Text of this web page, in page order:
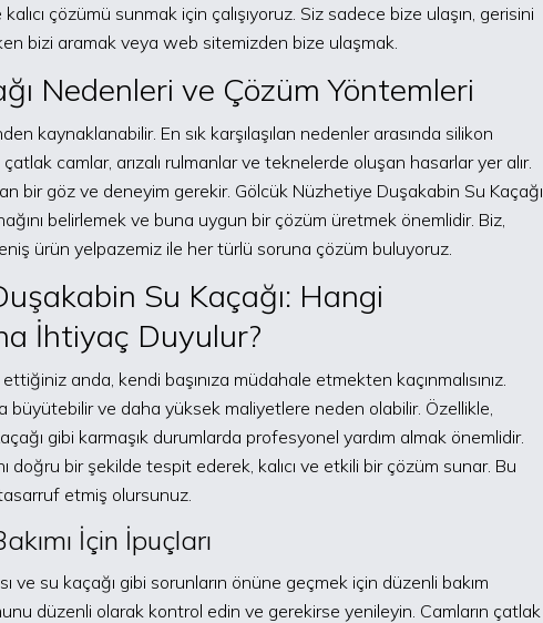
çözümü sunmak için çalışıyoruz. Siz sadece bize ulaşın, gerisini
bizi aramak veya web sitemizden bize ulaşmak.
Nedenleri ve Çözüm Yöntemleri
kaynaklanabilir. En sık karşılaşılan nedenler arasında silikon
çatlak camlar, arızalı rulmanlar ve teknelerde oluşan hasarlar yer alır.
bir göz ve deneyim gerekir. Gölcük Nüzhetiye Duşakabin Su Kaçağı
belirlemek ve buna uygun bir çözüm üretmek önemlidir. Biz,
ürün yelpazemiz ile her türlü soruna çözüm buluyoruz.
Su Kaçağı: Hangi
İhtiyaç Duyulur?
anda, kendi başınıza müdahale etmekten kaçınmalısınız.
büyütebilir ve daha yüksek maliyetlere neden olabilir. Özellikle,
gibi karmaşık durumlarda profesyonel yardım almak önemlidir.
doğru bir şekilde tespit ederek, kalıcı ve etkili bir çözüm sunar. Bu
etmiş olursunuz.
İçin İpuçları
ve su kaçağı gibi sorunların önüne geçmek için düzenli bakım
düzenli olarak kontrol edin ve gerekirse yenileyin. Camların çatlak